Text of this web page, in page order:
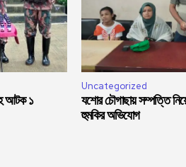
আটক ১
Uncategorized
যশোর চৌগাছায় সম্পত্তি
হুমকির অভিযোগ